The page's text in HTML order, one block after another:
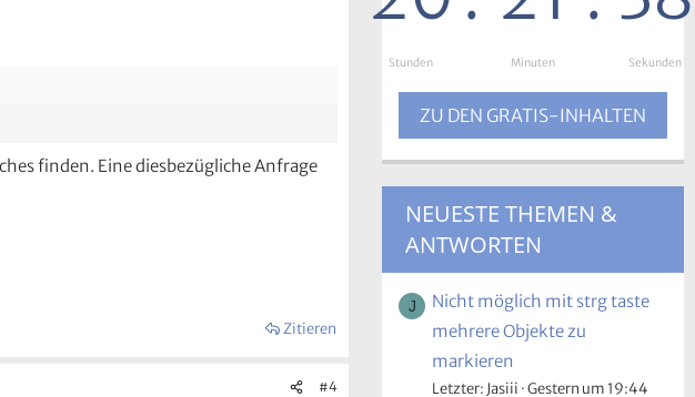
finden. Eine diesbezügliche Anfrage
Zitieren
#4
Stunden Minuten Sekunden
ZU DEN GRATIS-INHALTEN
NEUESTE THEMEN &
ANTWORTEN
J
Nicht möglich mit strg taste
mehrere Objekte zu
markieren
Letzter: Jasiii Gestern um 19:44